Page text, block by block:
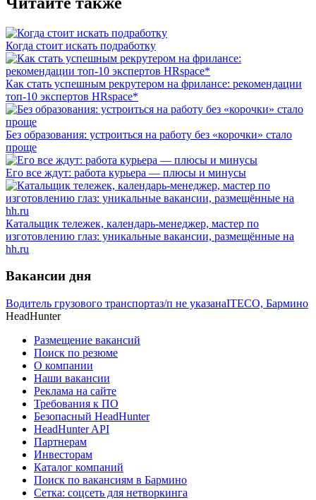
Когда стоит искать подработку
Как стать успешным рекрутером на фрилансе: рекомендации
топ-10 экспертов HRspace*
Без образования: устроиться на работу без «корочки» стало
проще
Его все ждут: работа курьера — плюсы и минусы
Катальщик тележек, календарь-менеджер, мастер по
изготовлению глаз: уникальные вакансии, размещённые на
hh.ru
Вакансии дня
Водитель грузового транспортаз/п не указанаITECO, Бармино
HeadHunter
Размещение вакансий
Поиск по резюме
О компании
Наши вакансии
Реклама на сайте
Требования к ПО
Безопасный HeadHunter
HeadHunter API
Партнерам
Инвесторам
Каталог компаний
Поиск по вакансиям в Бармино
Сетка: соцсеть для нетворкинга